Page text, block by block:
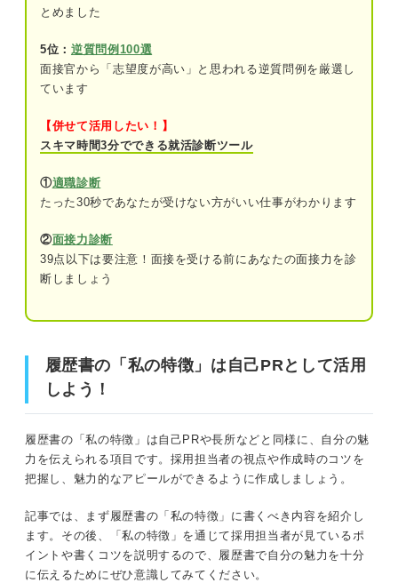
意点
③特になしと書かない
内容や職種別に解説！ 「私の特徴」を伝える例文5
書くことがないなら要チェック！ 「私の特徴」を
見つける3つの方法
①長所や短所を思いつく限り書き出してみ
②短所を長所に変換する
③他人の意見を取り入れる
とめました
5位： 逆質問例100選
面接官から「志望度が高い」と思われる逆質問例を厳選し
ています
【併せて活用したい！】
スキマ時間3分でできる就活診断ツール
①適職診断
たった30秒であなたが受けない方がいい仕事がわかります
②面接力診断
39点以下は要注意！面接を受ける前にあなたの面接力を診
断しましょう
履歴書の「私の特徴」は自己PRとして活用
しよう！
履歴書の「私の特徴」は自己PRや長所などと同様に、自分の魅
力を伝えられる項目です。採用担当者の視点や作成時のコツを
把握し、魅力的なアピールができるように作成しましょう。
記事では、まず履歴書の「私の特徴」に書くべき内容を紹介し
ます。その後、「私の特徴」を通じて採用担当者が見ているポ
イントや書くコツを説明するので、履歴書で自分の魅力を十分
に伝えるためにぜひ意識してみてください。
履歴書の「私の特徴」は自己PRとして活用しよう！
履歴書の「私の特徴」の欄には長所や特技を書こう！
る？
①性格や人柄が自社に合っているか
②入社してからどのように働いてくれそうか
③自己分析が正確にできているか